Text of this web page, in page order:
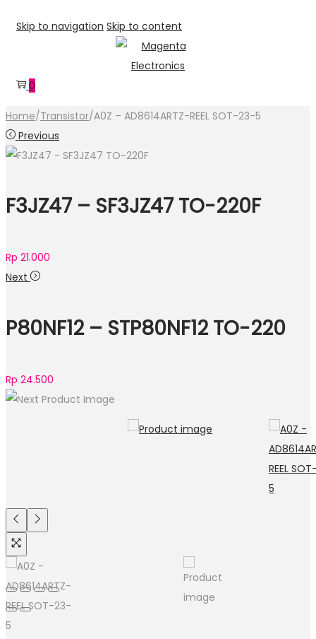
Skip to navigation Skip to content
0
Home/Transistor/A0Z – AD8614ARTZ-REEL SOT-23-5
Previous
F3JZ47 – SF3JZ47 TO-220F
Rp 21.000
Next
P80NF12 – STP80NF12 TO-220
Rp 24.500